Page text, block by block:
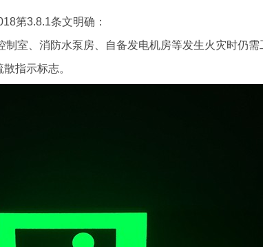
第3.8.1条文明确：
、消防水泵房、自备发电机房等发生火灾时仍需
指示标志。